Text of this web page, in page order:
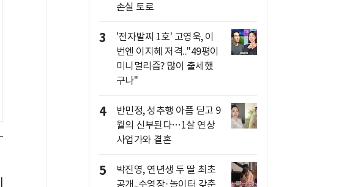
손실 토로
3
'전자발찌 1호' 고영욱, 이
번엔 이지혜 저격.."49평이
미니멀리즘? 많이 출세했
구나"
4
반민정, 성추행 아픔 딛고 9
월의 신부된다…1살 연상
사업가와 결혼
5
박진영, 연년생 두 딸 최초
공개..수영장·놀이터 갖춘